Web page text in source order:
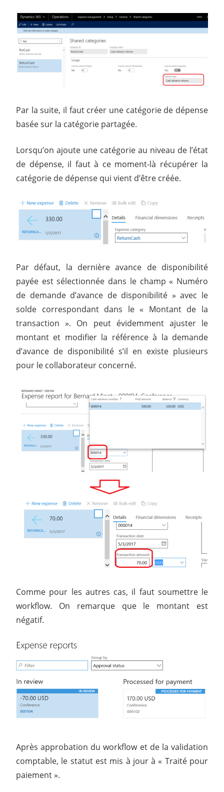
Par la suite, il faut créer une catégorie de dépense
basée sur la catégorie partagée.
Lorsqu’on ajoute une catégorie au niveau de l’état
de dépense, il faut à ce moment-là récupérer la
catégorie de dépense qui vient d’être créée.
Par défaut, la dernière avance de disponibilité
payée est sélectionnée dans le champ « Numéro
de demande d’avance de disponibilité » avec le
solde correspondant dans le « Montant de la
transaction ». On peut évidemment ajuster le
montant et modifier la référence à la demande
d’avance de disponibilité s’il en existe plusieurs
pour le collaborateur concerné.
Comme pour les autres cas, il faut soumettre le
workflow. On remarque que le montant est
négatif.
Après approbation du workflow et de la validation
comptable, le statut est mis à jour à « Traité pour
paiement ».